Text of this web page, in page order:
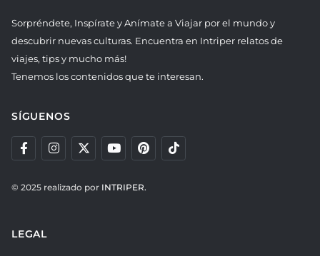
Sorpréndete, Inspírate y Anímate a Viajar por el mundo y
descubrir nuevas culturas. Encuentra en Intriper relatos de
viajes, tips y mucho más!
Tenemos los contenidos que te interesan.
SÍGUENOS
© 2025 realizado por INTRIPER.
LEGAL